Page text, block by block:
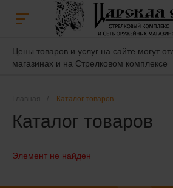
Цены товаров и услуг на сайте могут
магазинах и на Стрелковом комплексе
Главная Каталог товаров
Каталог товаров
Элемент не найден